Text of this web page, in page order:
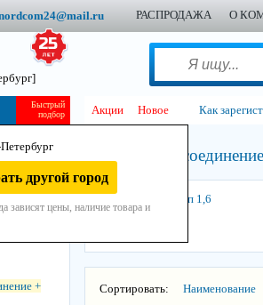
РАСПРОДАЖА О
другой город
зависят цены, наличие товара и
Быстрый
подбор
Акции Новое Как
цепные 2СЦ - вилочное
+
2СЦ г/п 1,6
Сортировать: Наименование